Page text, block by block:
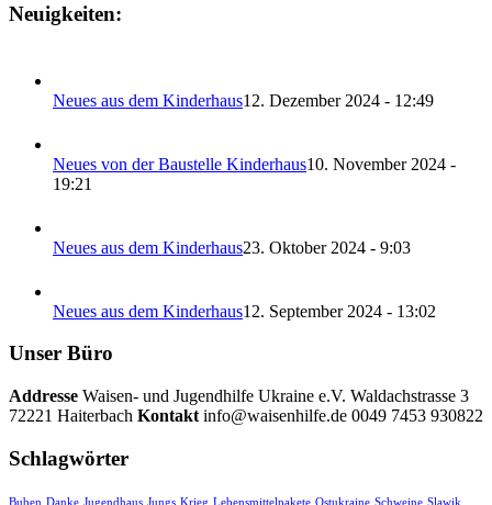
Neuigkeiten:
Neues aus dem Kinderhaus12. Dezember 2024 - 12:49
Neues von der Baustelle Kinderhaus10. November 2024 -
19:21
Neues aus dem Kinderhaus23. Oktober 2024 - 9:03
Neues aus dem Kinderhaus12. September 2024 - 13:02
Unser Büro
Addresse Waisen- und Jugendhilfe Ukraine e.V. Waldachstrasse 3
72221 Haiterbach Kontakt info@waisenhilfe.de 0049 7453 930822
Schlagwörter